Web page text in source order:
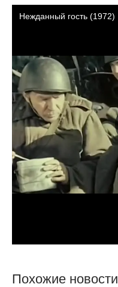
Похожие новости